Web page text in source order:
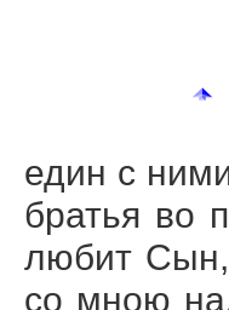
един с
братья во
любит
со мною